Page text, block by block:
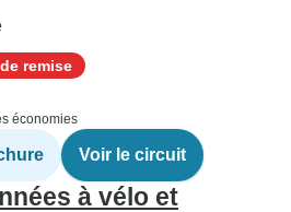
remise
économies
Voir le circuit
à vélo et